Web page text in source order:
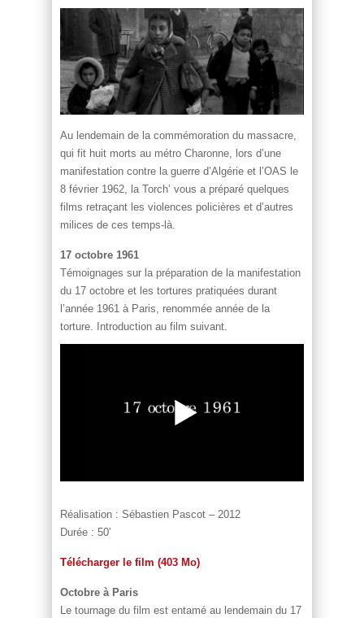
Au lendemain de la commémoration du massacre,
qui fit huit morts au métro Charonne, lors d’une
manifestation contre la guerre d’Algérie et l’OAS le
8 février 1962, la Torch’ vous a préparé quelques
films retraçant les violences policières et d’autres
milices de ces temps-là.
17 octobre 1961
Témoignages sur la préparation de la manifestation
du 17 octobre et les tortures pratiquées durant
l’année 1961 à Paris, renommée année de la
torture. Introduction au film suivant.
Réalisation : Sébastien Pascot – 2012
Durée : 50′
Télécharger le film (403 Mo)
Octobre à Paris
Le tournage du film est entamé au lendemain du 17